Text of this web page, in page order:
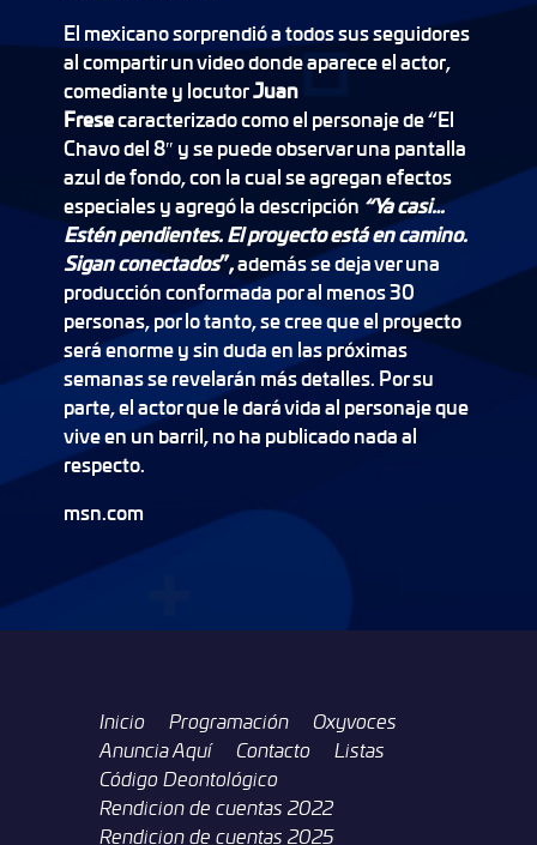
El mexicano sorprendió a todos sus seguidores
al compartir un video donde aparece el actor,
comediante y locutorJuan
Fresecaracterizado como el personaje de “El
Chavo del 8″ y se puede observar una pantalla
azul de fondo, con la cual se agregan efectos
especiales y agregó la descripción “Ya casi…
Estén pendientes. El proyecto está en camino.
Sigan conectados”,además se deja ver una
producción conformada por al menos 30
personas, por lo tanto, se cree que el proyecto
será enorme y sin duda en las próximas
semanas se revelarán más detalles. Por su
parte, el actor que le dará vida al personaje que
vive en un barril, no ha publicado nada al
respecto.
msn.com
Inicio Programación
Oxyvoces
Anuncia Aquí
Contacto
Listas
Código Deontológico
Rendicion de cuentas 2022
Rendicion de cuentas 2025